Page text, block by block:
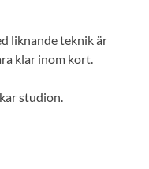
liknande teknik är
klar inom kort.
studion.